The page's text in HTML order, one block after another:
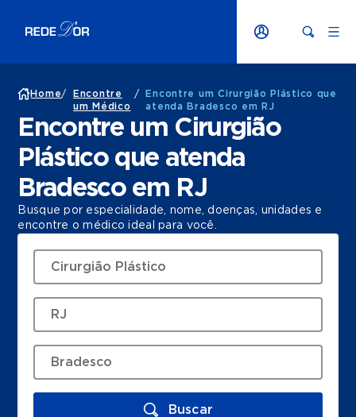
Home/
Encontre
um Médico
/
Encontre um Cirurgião Plástico que
atenda Bradesco em RJ
Encontre um Cirurgião
Plástico que atenda
Bradesco em RJ
Busque por especialidade, nome, doenças, unidades e
encontre o médico ideal para você.
Buscar